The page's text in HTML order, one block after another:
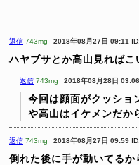
返信 743mg 2018年08月27日 09:11
ハヤブサとか高山見れば
返信 743mg 2018年08月28日 03:06
今回は顔面がクッショ
や高山はイケメンだか
返信 743mg 2018年08月27日 09:59
倒れた後に手が動いてるか